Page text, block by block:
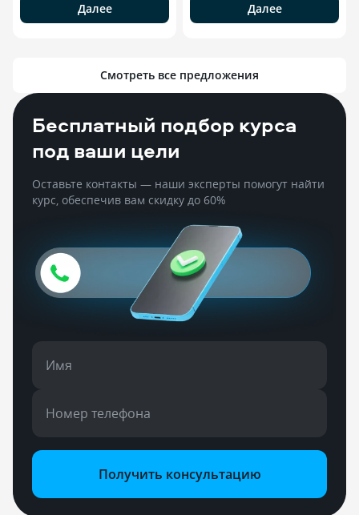
Далее Далее
Смотреть все предложения
Бесплатный подбор курса
под ваши цели
Оставьте контакты — наши эксперты помогут найти
курс, обеспечив вам скидку до 60%
Имя
Номер телефона
Получить консультацию